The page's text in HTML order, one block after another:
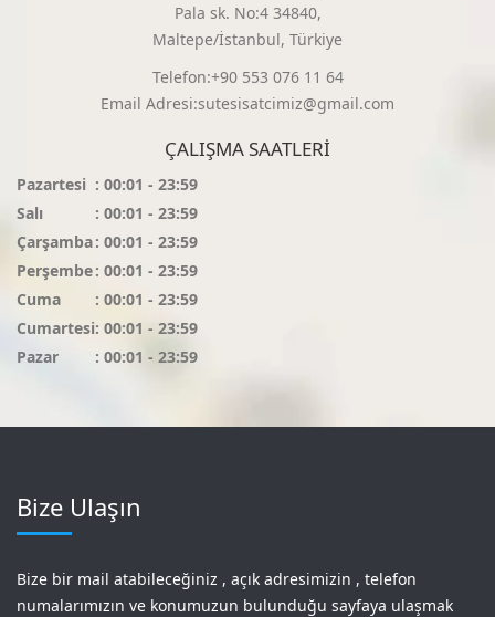
Pala sk. No:4 34840,
Maltepe/İstanbul, Türkiye
Telefon:+90 553 076 11 64
Email Adresi:sutesisatcimiz@gmail.com
ÇALIŞMA SAATLERI
Pazartesi : 00:01 - 23:59
Salı
: 00:01 - 23:59
Çarşamba: 00:01 - 23:59
Perşembe: 00:01 - 23:59
Cuma
: 00:01 - 23:59
Cumartesi: 00:01 - 23:59
Pazar
: 00:01 - 23:59
Bize Ulaşın
Bize bir mail atabileceğiniz , açık adresimizin , telefon
numalarımızın ve konumuzun bulunduğu sayfaya ulaşmak